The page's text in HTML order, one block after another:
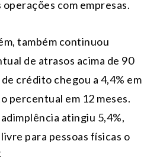
com empresas.
também continuou
de atrasos acima de 90
crédito chegou a 4,4% em
percentual em 12 meses.
atingiu 5,4%,
para pessoas físicas o